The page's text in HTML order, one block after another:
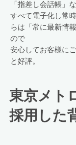
「指差し会話帳」
すべて電子化し常
らは「常に最新情
ので
安心してお客様に
と好評。
東京メト
採用した